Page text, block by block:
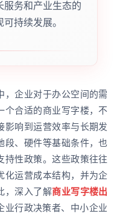
服务和产业生态的
持续发展。
，企业对于办公空间的需
个合适的商业写字楼，不
影响到运营效率与长期发
段、硬件等基础条件，也
持性政策。这些政策往往
化运营成本结构，并为企
，深入了解商业写字楼出
业行政决策者、中小企业